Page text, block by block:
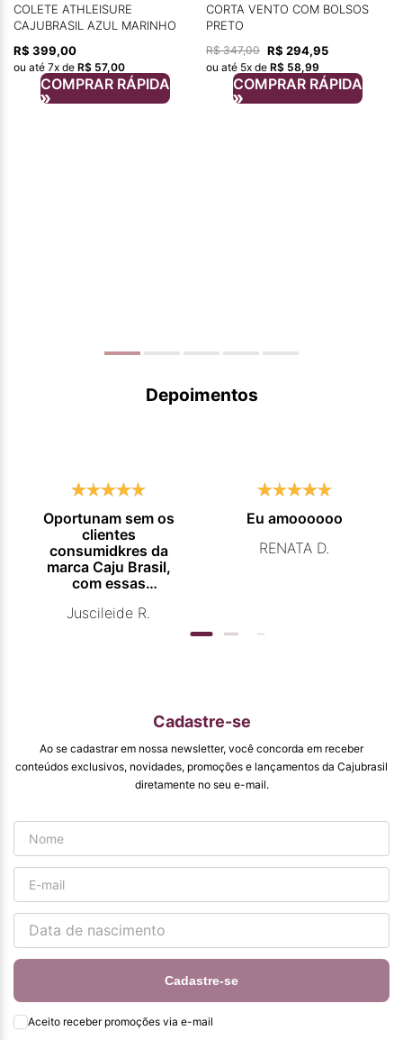
COLETE ATHLEISURE
CAJUBRASIL AZUL MARINHO
R$ 399,00
ou até 7x de R$ 57,00
COMPRAR RÁPIDA
CORTA VENTO COM BOLSOS
PRETO
R$ 347,00 R$ 294,95
ou até 5x de R$ 58,99
COMPRAR RÁPIDA
Depoimentos
Oportunam sem os
clientes
consumidkres da
marca Caju Brasil,
com essas
promocionais de
qualidade que vcs
entregam. Parabéns
#
pormaiscampanhaspromorcionais.
Juscileide R.
Eu amoooooo
RENATA D.
Cadastre-se
Ao se cadastrar em nossa newsletter, você concorda em receber
conteúdos exclusivos, novidades, promoções e lançamentos da Cajubrasil
diretamente no seu e-mail.
Cadastre-se
Aceito receber promoções via e-mail